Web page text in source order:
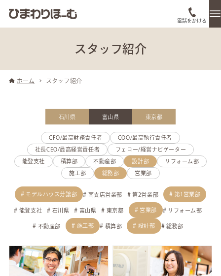
電話をかける
スタッフ紹介
ホーム スタッフ紹介
石川県 富山県 東京都
CFO/最高財務責任者 COO/最高執行責任者
社長CEO/最高経営責任者 フェロー/経営ナビゲーター
能登支社 積算部 不動産部 設計部 リフォーム部
施工部 総務部 営業部
モデルハウス分譲部 南支店営業部 第2営業部 第1営業部
能登支社 石川県 富山県 東京都 営業部 リフォーム部
不動産部 施工部 積算部 設計部 総務部